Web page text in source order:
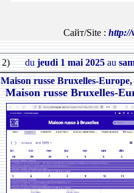
Сайт/Site : http://
2) dujeudi 1 mai 2025au
Maison russe Bruxelles-
Maison russe Bruxelles-